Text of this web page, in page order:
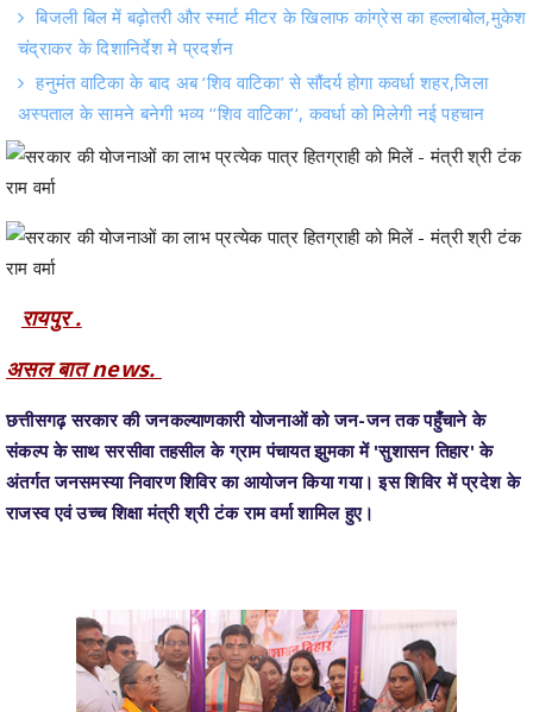
हनुमंत वाटिका के बाद अब ‘शिव वाटिका’ से सौंदर्य होगा कवर्धा शहर,जिला
अस्पताल के सामने बनेगी भव्य ‘‘शिव वाटिका’‘, कवर्धा को मिलेगी नई पहचान
रायपुर .
संकल्प के साथ सरसीवा तहसील के ग्राम पंचायत झुमका में 'सुशासन तिहार' के
अंतर्गत जनसमस्या निवारण शिविर का आयोजन किया गया। इस शिविर में प्रदेश के
राजस्व एवं उच्च शिक्षा मंत्री श्री टंक राम वर्मा शामिल हुए।